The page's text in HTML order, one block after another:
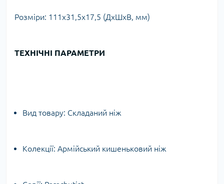
Розміри: 111х31,5х17,5 (ДхШхВ, мм)
ТЕХНІЧНІ ПАРАМЕТРИ
Вид товару: Складаний ніж
Колекції: Армійський кишеньковий ніж